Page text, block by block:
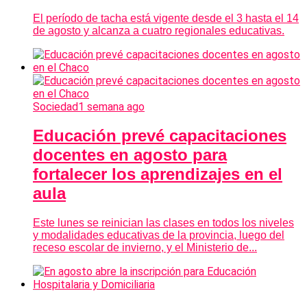
El período de tacha está vigente desde el 3 hasta el 14
de agosto y alcanza a cuatro regionales educativas.
Sociedad1 semana ago
Educación prevé capacitaciones
docentes en agosto para
fortalecer los aprendizajes en el
aula
Este lunes se reinician las clases en todos los niveles
y modalidades educativas de la provincia, luego del
receso escolar de invierno, y el Ministerio de...